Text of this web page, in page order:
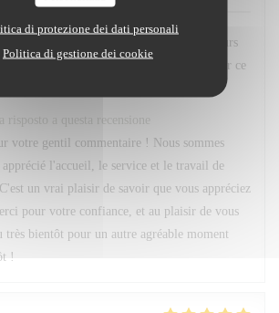
di protezione dei dati personali
Politica di gestione dei cookie
au top . Quand au menu le choix est toujours
bonne préparation à déguster . Merci pour ce
votre gentil commentaire ! Nous sommes
apprécié l'accueil, le service et le travail de
un vrai plaisir de savoir que vous appréciez
pour votre confiance, et au plaisir de vous
très bientôt pour un autre agréable moment
!